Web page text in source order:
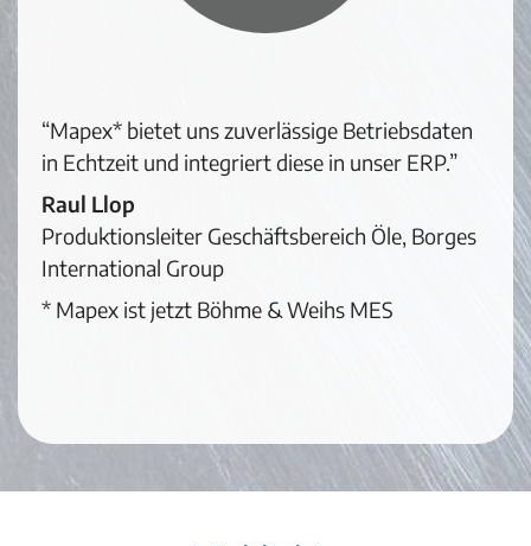
“Mapex* bietet uns zuverlässige Betriebsdaten
in Echtzeit und integriert diese in unser ERP.”
Raul Llop
Produktionsleiter Geschäftsbereich Öle, Borges
International Group
* Mapex ist jetzt Böhme & Weihs MES